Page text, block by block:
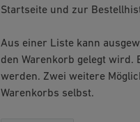
Startseite und zur
Aus einer Liste kann
den Warenkorb gelegt wird.
werden. Zwei weitere
Warenkorbs selbst.